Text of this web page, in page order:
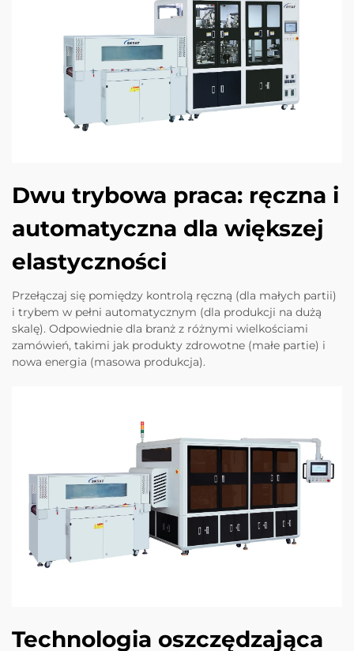
Dwu trybowa praca: ręczna i
automatyczna dla większej
elastyczności
Przełączaj się pomiędzy kontrolą ręczną (dla małych partii)
i trybem w pełni automatycznym (dla produkcji na dużą
skalę). Odpowiednie dla branż z różnymi wielkościami
zamówień, takimi jak produkty zdrowotne (małe partie) i
nowa energia (masowa produkcja).
Technologia oszczędzająca